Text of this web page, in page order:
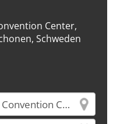
Center,
Schweden